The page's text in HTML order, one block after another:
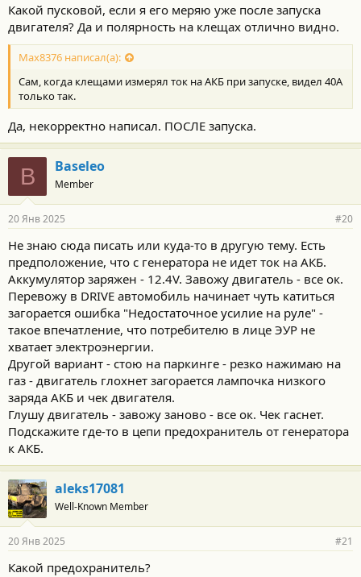
Какой пусковой, если я его меряю уже после запуска
двигателя? Да и полярность на клещах отлично видно.
Max8376 написал(а):
Сам, когда клещами измерял ток на АКБ при запуске, видел 40А
только так.
Да, некорректно написал. ПОСЛЕ запуска.
B Baseleo
Member
20 Янв 2025 #20
Не знаю сюда писать или куда-то в другую тему. Есть
предположение, что с генератора не идет ток на АКБ.
Аккумулятор заряжен - 12.4V. Завожу двигатель - все ок.
Перевожу в DRIVE автомобиль начинает чуть катиться
загорается ошибка "Недостаточное усилие на руле" -
такое впечатление, что потребителю в лице ЭУР не
хватает электроэнергии.
Другой вариант - стою на паркинге - резко нажимаю на
газ - двигатель глохнет загорается лампочка низкого
заряда АКБ и чек двигателя.
Глушу двигатель - завожу заново - все ок. Чек гаснет.
Подскажите где-то в цепи предохранитель от генератора
к АКБ.
aleks17081
Well-Known Member
20 Янв 2025 #21
Какой предохранитель?